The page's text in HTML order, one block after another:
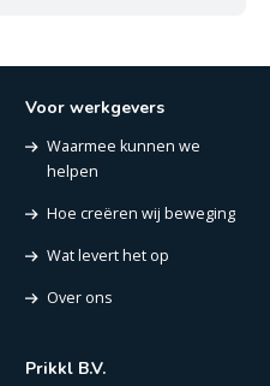
Voor werkgevers
Waarmee kunnen we
helpen
Hoe creëren wij beweging
Wat levert het op
Over ons
Prikkl B.V.